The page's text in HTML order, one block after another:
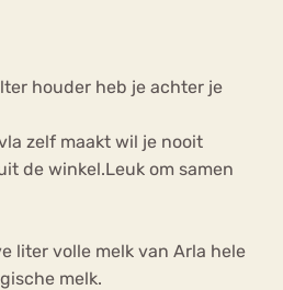
houder heb je achter je
zelf maakt wil je nooit
de winkel.Leuk om samen
liter volle melk van Arla hele
melk.